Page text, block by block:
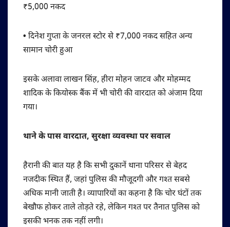
₹5,000 नकद
• दिनेश गुप्ता के जनरल स्टोर से ₹7,000 नकद सहित अन्य
सामान चोरी हुआ
इसके अलावा लाखन सिंह, हीरा मोहन जाटव और मोहम्मद
शादिक के कियोस्क बैंक में भी चोरी की वारदात को अंजाम दिया
गया।
थाने के पास वारदात, सुरक्षा व्यवस्था पर सवाल
हैरानी की बात यह है कि सभी दुकानें थाना परिसर से बेहद
नजदीक स्थित हैं, जहां पुलिस की मौजूदगी और गश्त सबसे
अधिक मानी जाती है। व्यापारियों का कहना है कि चोर घंटों तक
बेखौफ होकर ताले तोड़ते रहे, लेकिन गश्त पर तैनात पुलिस को
इसकी भनक तक नहीं लगी।